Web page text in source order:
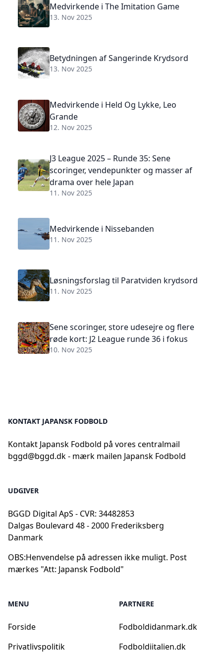
Medvirkende i The Imitation Game
13. Nov 2025
Betydningen af Sangerinde Krydsord
13. Nov 2025
Medvirkende i Held Og Lykke, Leo
Grande
12. Nov 2025
J3 League 2025 – Runde 35: Sene
scoringer, vendepunkter og masser af
drama over hele Japan
11. Nov 2025
Medvirkende i Nissebanden
11. Nov 2025
Løsningsforslag til Paratviden krydsord
11. Nov 2025
Sene scoringer, store udesejre og flere
røde kort: J2 League runde 36 i fokus
10. Nov 2025
KONTAKT JAPANSK FODBOLD
Kontakt Japansk Fodbold på vores centralmail
bggd@bggd.dk- mærk mailen Japansk Fodbold
UDGIVER
BGGD Digital ApS - CVR: 34482853
Dalgas Boulevard 48 - 2000 Frederiksberg
Danmark
OBS:Henvendelse på adressen ikke muligt. Post
mærkes "Att: Japansk Fodbold"
MENU
Forside
Privatlivspolitik
PARTNERE
Fodboldidanmark.dk
Fodboldiitalien.dk